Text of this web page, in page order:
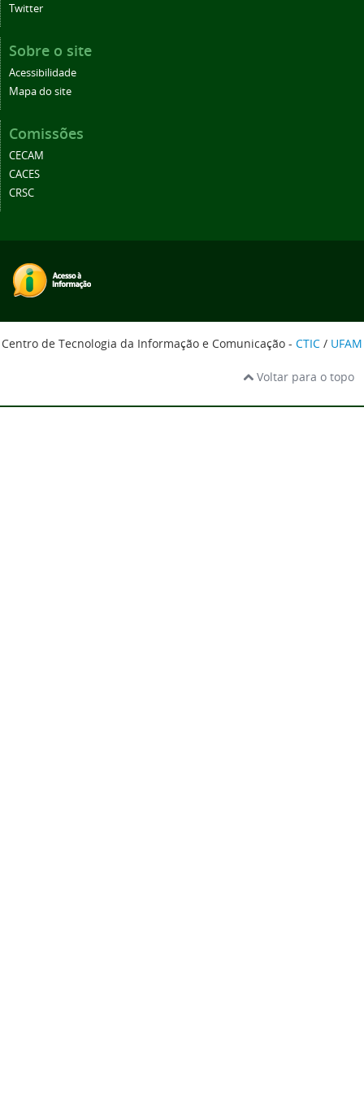
Twitter
Sobre o site
Acessibilidade
Mapa do site
Comissões
CECAM
CACES
CRSC
Centro de Tecnologia da Informação e Comunicação - CTIC / UFAM
Voltar para o topo